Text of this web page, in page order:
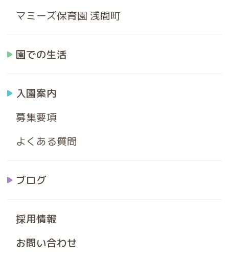
マミーズ保育園 浅間町
園での生活
入園案内
募集要項
よくある質問
ブログ
採用情報
お問い合わせ